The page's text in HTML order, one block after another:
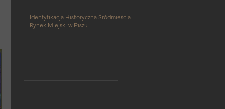
Identyfikacja Historyczna Śródmieścia -
Rynek Miejski w Piszu